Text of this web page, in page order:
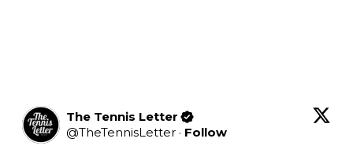
The Tennis Letter
@TheTennisLetter · Follow